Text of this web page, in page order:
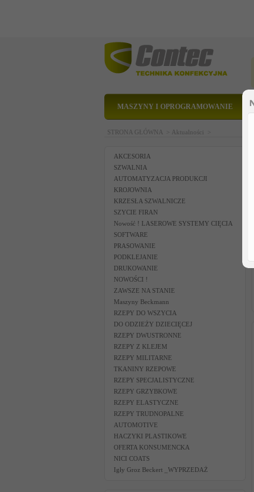
MASZYNY I OPROGRAMOWANIE
STRONA GŁÓWNA > Aktualności >
AKCESORIA
SZWALNIA
AUTOMATYZACJA PRODUKCJI
KROJOWNIA
KRZESŁA SZWALNICZE
SZYCIE FIRAN
Nowość ! LASEROWE SYSTEMY CIĘCIA
SOFTWARE
PRASOWANIE
PODKLEJANIE
DRUKOWANIE
NOWOŚCI !
ZAWSZE NA STANIE
Maszyny Beckmann
RZEPY DO WSZYCIA
DO ODZIEŻY DZIECIĘCEJ
RZEPY DWUSTRONNE
RZEPY Z KLEJEM
RZEPY MILITARNE
TKANINY RZEPOWE
RZEPY SPECJALISTYCZNE
RZEPY GRZYBKOWE
RZEPY ELASTYCZNE
RZEPY TRUDNOPALNE
AUTOMOTIVE
HACZYKI PLASTIKOWE
OFERTA KONSUMENCKA
NICI COATS
Igły Groz Beckert _WYPRZEDAŻ